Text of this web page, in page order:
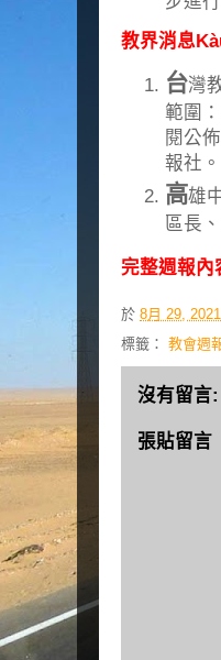
教界消息
台灣
範圍
閱公
報社。
高雄
區長
完整週報內
於 8月 29, 2021
標籤： 教會週
沒有留言:
張貼留言